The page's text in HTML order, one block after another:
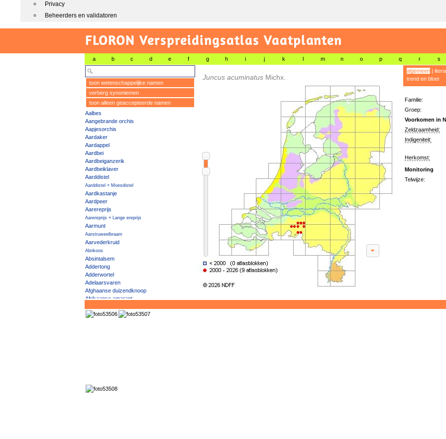
Privacy
Beheerders en validatoren
FLORON Verspreidingsatlas Vaatplanten
a b c d e f g h i j k l m n o p q r s
toon wetenschappelijke namen
verberg synoniemen
toon alleen geaccepteerde namen
Aalbes
Aangebrande orchis
Aapjesorchis
Aardaker
Aardappel
Aardbei
Aardbeiganzerik
Aardbeiklaver
Aarddistel
Aarddistel × Moesdistel
Aardkastanje
Aardpeer
Aarereprijs
Aarereprijs × Lange ereprijs
Aarmunt
Aarstruweelbraam
Aarvederkruid
Abrikoos
Absintalsem
Addertong
Adderwortel
Adelaarsvaren
Afghaanse duizendknoop
Afrikaanse amarant
Ageratum
Akkerereprijs
Juncus acuminatus Michx.
algemeen|
trend en bloei
Familie:
Groep:
Voorkomen in
Zeldzaamheid:
Indigeniteit:
Herkomst:
Monitoring
Telwijze: